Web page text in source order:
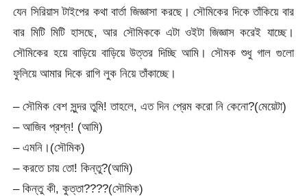
যেন সিরিয়াস টাইপের কথা বার্তা জিজ্ঞাসা করছে। সৌমিকের দিকে তাঁকিয়ে বার
বার মিটি মিটি হাসছে, আর সৌমিককে এটা ওইটা জিজ্ঞাস করেই যাচ্ছে।
সৌমিকের হয়ে বাড়িয়ে বাড়িয়ে উত্তর দিচ্ছি আমি। সৌমক শুধু গাল গুলো
ফুলিয়ে আমার দিকে রাগি লুক নিয়ে তাঁকাচ্ছে।
– সৌমিক বেশ সুন্দর তুমি! তাহলে, এত দিন প্রেম করো নি কেনো?(মেয়েটা)
– আজিব প্রশ্ন! (আমি)
– এমনি।(সৌমিক)
– করতে চায় তো! কিন্তু?(আমি)
– কিন্তু কী, কুত্তা????(সৌমিক)